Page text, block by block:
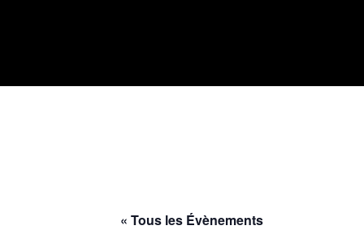
« Tous les Évènements